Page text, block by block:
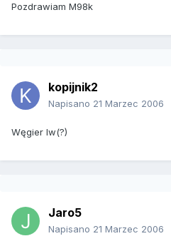
Pozdrawiam M98k
kopijnik2
Napisano 21 Marzec 2006
Węgier Iw(?)
Jaro5
Napisano 21 Marzec 2006